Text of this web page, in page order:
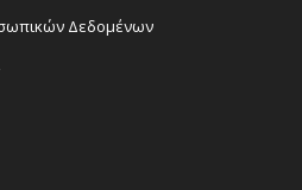
Δεδομένων